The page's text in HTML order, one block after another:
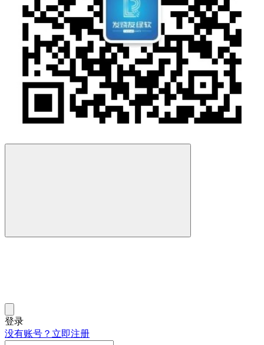
登录
没有账号？立即注册